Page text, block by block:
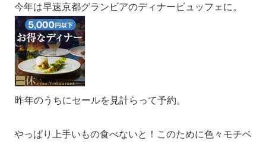
今年は早速京都グランビアのディナービュッフェに。
昨年のうちにセールを見計らって予約。
やっぱり上手いもの食べないと！このために色々モチベ